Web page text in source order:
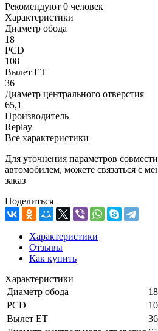
Рекомендуют 0 человек
Характеристики
Диаметр обода
18
PCD
108
Вылет ET
36
Диаметр центрального отверстия
65,1
Производитель
Replay
Все характеристики
Для уточнения параметров
автомобилем, можете связаться с
заказ
Поделиться
Характеристики
Отзывы
Как купить
Характеристики
Диаметр обода
18
PCD
Вылет ET
36